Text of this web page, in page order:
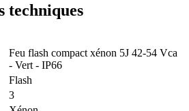
techniques
Feu flash compact xénon 5J 42-54 Vca
- Vert - IP66
Flash
3